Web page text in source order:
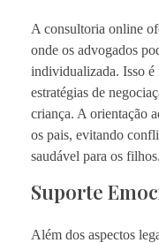
A consultoria online
onde os advogados
individualizada. Isso é
estratégias de
criança. A orientação
os pais, evitando
saudável para os filhos.
Suporte
Além dos aspectos